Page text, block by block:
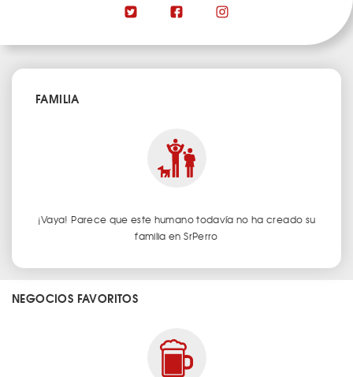
FAMILIA
¡Vaya! Parece que este humano todavía no ha creado su
familia en SrPerro
NEGOCIOS FAVORITOS